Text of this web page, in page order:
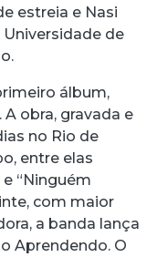
estreia e Nasi
de
álbum,
obra, gravada e
no Rio de
entre elas
e “Ninguém
com maior
a banda lança
Aprendendo. O